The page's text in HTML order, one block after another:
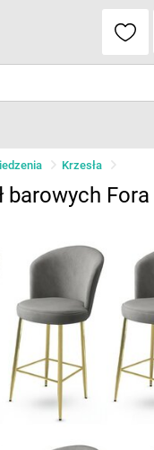
Krzesła
barowych Fora